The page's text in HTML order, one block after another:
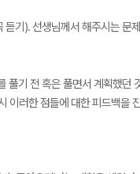
기). 선생님께서 해주시는 문
풀기 전 혹은 풀면서 계획했던
이러한 점들에 대한 피드백을